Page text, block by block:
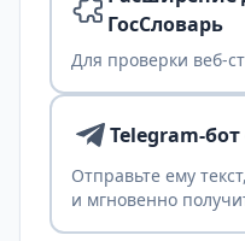
ГосСловарь
Для проверки веб-
Telegram-
Отправьте ему
и мгновенно